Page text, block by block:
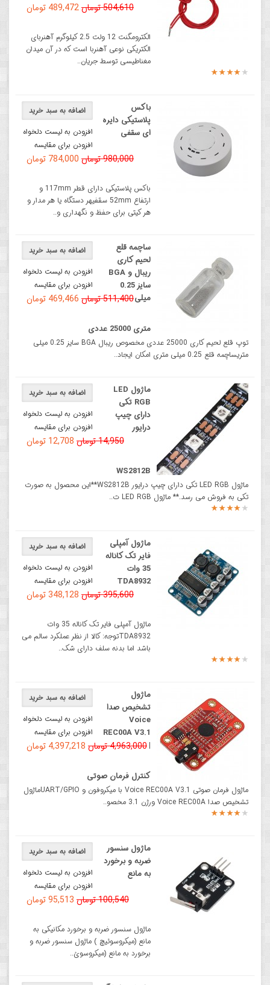
504,610 تومان 489,472 تومان
الکترومگنت 12 ولت 2.5 کیلوگرم آهنربای
الکتریکی نوعی آهنربا است که در آن میدان
مغناطیسی توسط جریان..
اضافه به سبد خرید
افزودن به لیست دلخواه
افزودن برای مقایسه
980,000 تومان 784,000 تومان
باکس
پلاستیکی دایره
ای سقفی
باکس پلاستیکی دارای قطر 117mm ‌و
ارتفاع 52mm سقفیهر دستگاه یا هر مدار و
هر کیتی برای حفظ و نگهداری و..
اضافه به سبد خرید
افزودن به لیست دلخواه
افزودن برای مقایسه
511,400 تومان 469,466 تومان
ساچمه قلع
لحیم کاری
ریبال و BGA
سایز 0.25
میلی
متری 25000 عددی
توپ قلع لحیم کاری 25000 عددی مخصوص ریبال BGA سایز 0.25 میلی
متریساچمه قلع 0.25 میلی متری امکان ایجاد..
اضافه به سبد خرید
افزودن به لیست دلخواه
افزودن برای مقایسه
14,950 تومان 12,708 تومان
ماژول LED
RGB تکی
دارای چیپ
درایور
WS2812B
ماژول LED RGB تکی دارای چیپ درایور WS2812B**این محصول به صورت
تکی به فروش می رسد.** ماژول LED RGB ت..
اضافه به سبد خرید
افزودن به لیست دلخواه
افزودن برای مقایسه
395,600 تومان 348,128 تومان
ماژول آمپلی
فایر تک کاناله
35 وات
TDA8932
ماژول آمپلی فایر تک کاناله 35 وات
TDA8932توجه: کالا از نظر عملکرد سالم می
باشد اما بدنه سلف دارای شک..
اضافه به سبد خرید
افزودن به لیست دلخواه
افزودن برای مقایسه
4,963,000 تومان 4,397,218 تومان
ماژول
تشخیص صدا
Voice
REC00A V3.1
|
کنترل فرمان صوتی
ماژول فرمان صوتی Voice REC00A V3.1 با میکروفون و UART/GPIOماژول
تشخیص صدا Voice REC00A ورژن 3.1 مخصو..
اضافه به سبد خرید
افزودن به لیست دلخواه
افزودن برای مقایسه
100,540 تومان 95,513 تومان
ماژول سنسور
ضربه و برخورد
به مانع
ماژول سنسور ضربه و برخورد مکانیکی به
مانع (میکروسوئیچ ) ماژول سنسور ضربه و
برخورد به مانع (میکروسوئ..